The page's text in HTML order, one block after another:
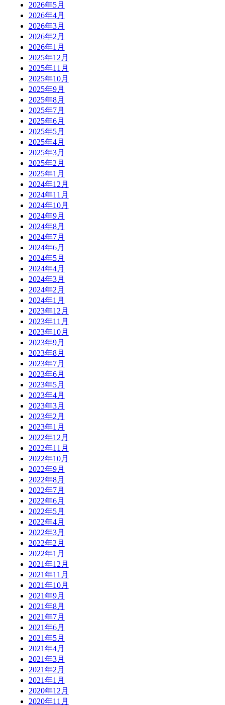
2026年5月
2026年4月
2026年3月
2026年2月
2026年1月
2025年12月
2025年11月
2025年10月
2025年9月
2025年8月
2025年7月
2025年6月
2025年5月
2025年4月
2025年3月
2025年2月
2025年1月
2024年12月
2024年11月
2024年10月
2024年9月
2024年8月
2024年7月
2024年6月
2024年5月
2024年4月
2024年3月
2024年2月
2024年1月
2023年12月
2023年11月
2023年10月
2023年9月
2023年8月
2023年7月
2023年6月
2023年5月
2023年4月
2023年3月
2023年2月
2023年1月
2022年12月
2022年11月
2022年10月
2022年9月
2022年8月
2022年7月
2022年6月
2022年5月
2022年4月
2022年3月
2022年2月
2022年1月
2021年12月
2021年11月
2021年10月
2021年9月
2021年8月
2021年7月
2021年6月
2021年5月
2021年4月
2021年3月
2021年2月
2021年1月
2020年12月
2020年11月